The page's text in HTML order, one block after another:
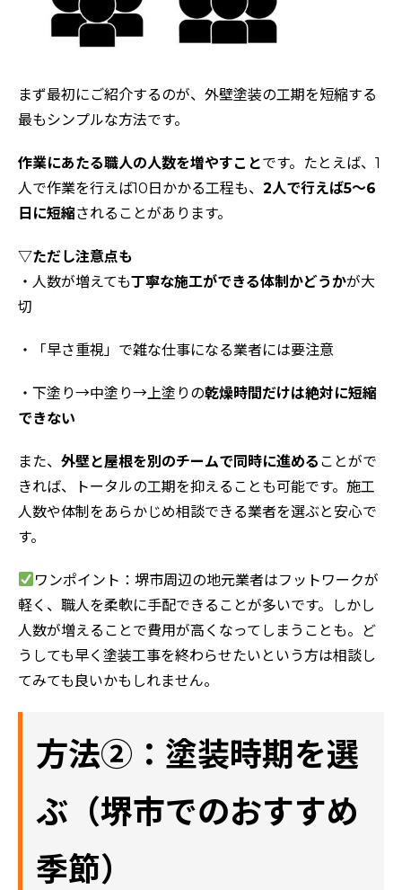
まず最初にご紹介するのが、外壁塗装の工期を短縮する
最もシンプルな方法です。
作業にあたる職人の人数を増やすことです。たとえば、1
人で作業を行えば10日かかる工程も、 2人で行えば5〜6
日に短縮されることがあります。
▽ただし注意点も
・人数が増えても丁寧な施工ができる体制かどうかが大
切
・「早さ重視」で雑な仕事になる業者には要注意
・下塗り→中塗り→上塗りの乾燥時間だけは絶対に短縮
できない
また、 外壁と屋根を別のチームで同時に進める ことがで
きれば、トータルの工期を抑えることも可能です。施工
人数や体制をあらかじめ相談できる業者を選ぶと安心で
す。
ワンポイント：堺市周辺の地元業者はフットワークが
軽く、職人を柔軟に手配できることが多いです。しかし
人数が増えることで費用が高くなってしまうことも。ど
うしても早く塗装工事を終わらせたいという方は相談し
てみても良いかもしれません。
方法②：塗装時期を選
ぶ（堺市でのおすすめ
季節）